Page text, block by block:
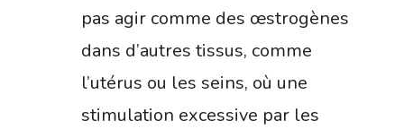
pas agir comme des œstrogènes
dans d’autres tissus, comme
l’utérus ou les seins, où une
stimulation excessive par les